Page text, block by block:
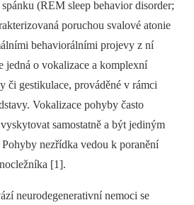
(REM sleep behavior disorder;
poruchou svalové atonie
behaviorálními projevy z ní
o vokalizace a komplexní
či gestikulace, prováděné v rámci
Vokalizace pohyby často
samostatně a být jediným
nezřídka vedou k poranění
[1].
neurodegenerativní nemoci se